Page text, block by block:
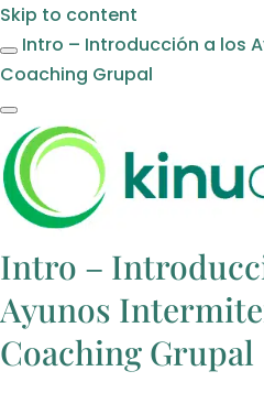
Skip to content
Intro – Introducción a los
Coaching Grupal
Intro –
Ayunos
Coaching Grupal